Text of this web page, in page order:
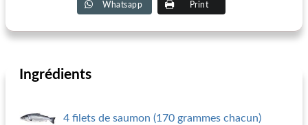
Whatsapp Print
Ingrédients
4 filets de saumon (170 grammes chacun)